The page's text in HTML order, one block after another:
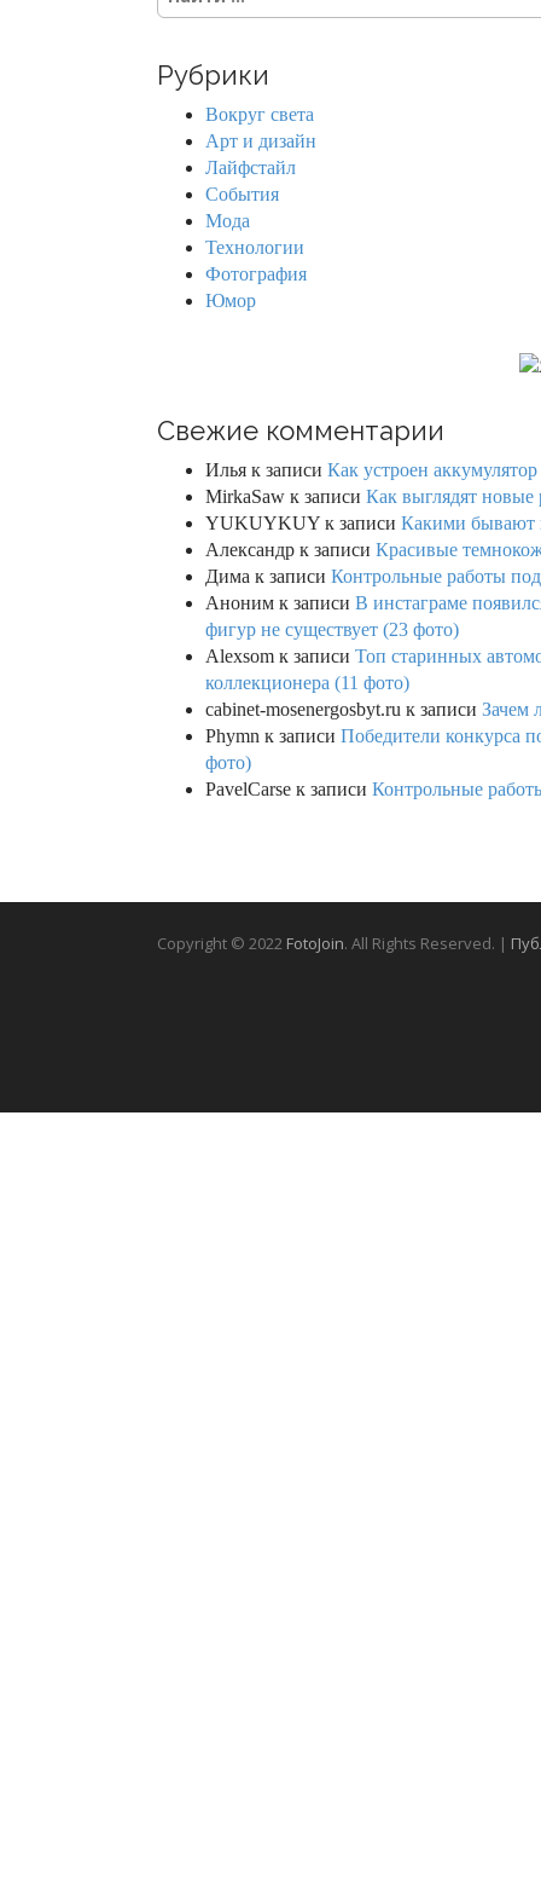
e
c
Рубрики
Вокруг света
Арт и дизайн
Лайфстайл
События
Мода
Технологии
Фотография
Юмор
Свежие комментарии
Илья к записи Как устроен
MirkaSaw к записи Как выглядят новые
YUKUYKUY к записи Какими бывают
Александр к записи Красивые
Дима к записи Контрольные работы
Аноним к записи В инстаграме
фигур не существует (23 фото)
Alexsom к записи Топ старинных
коллекционера (11 фото)
cabinet-mosenergosbyt.ru к записи Зачем
Phymn к записи Победители конкурса
фото)
PavelCarse к записи Контрольные
Copyright © 2022 FotoJoin. All Rights Reserved. |